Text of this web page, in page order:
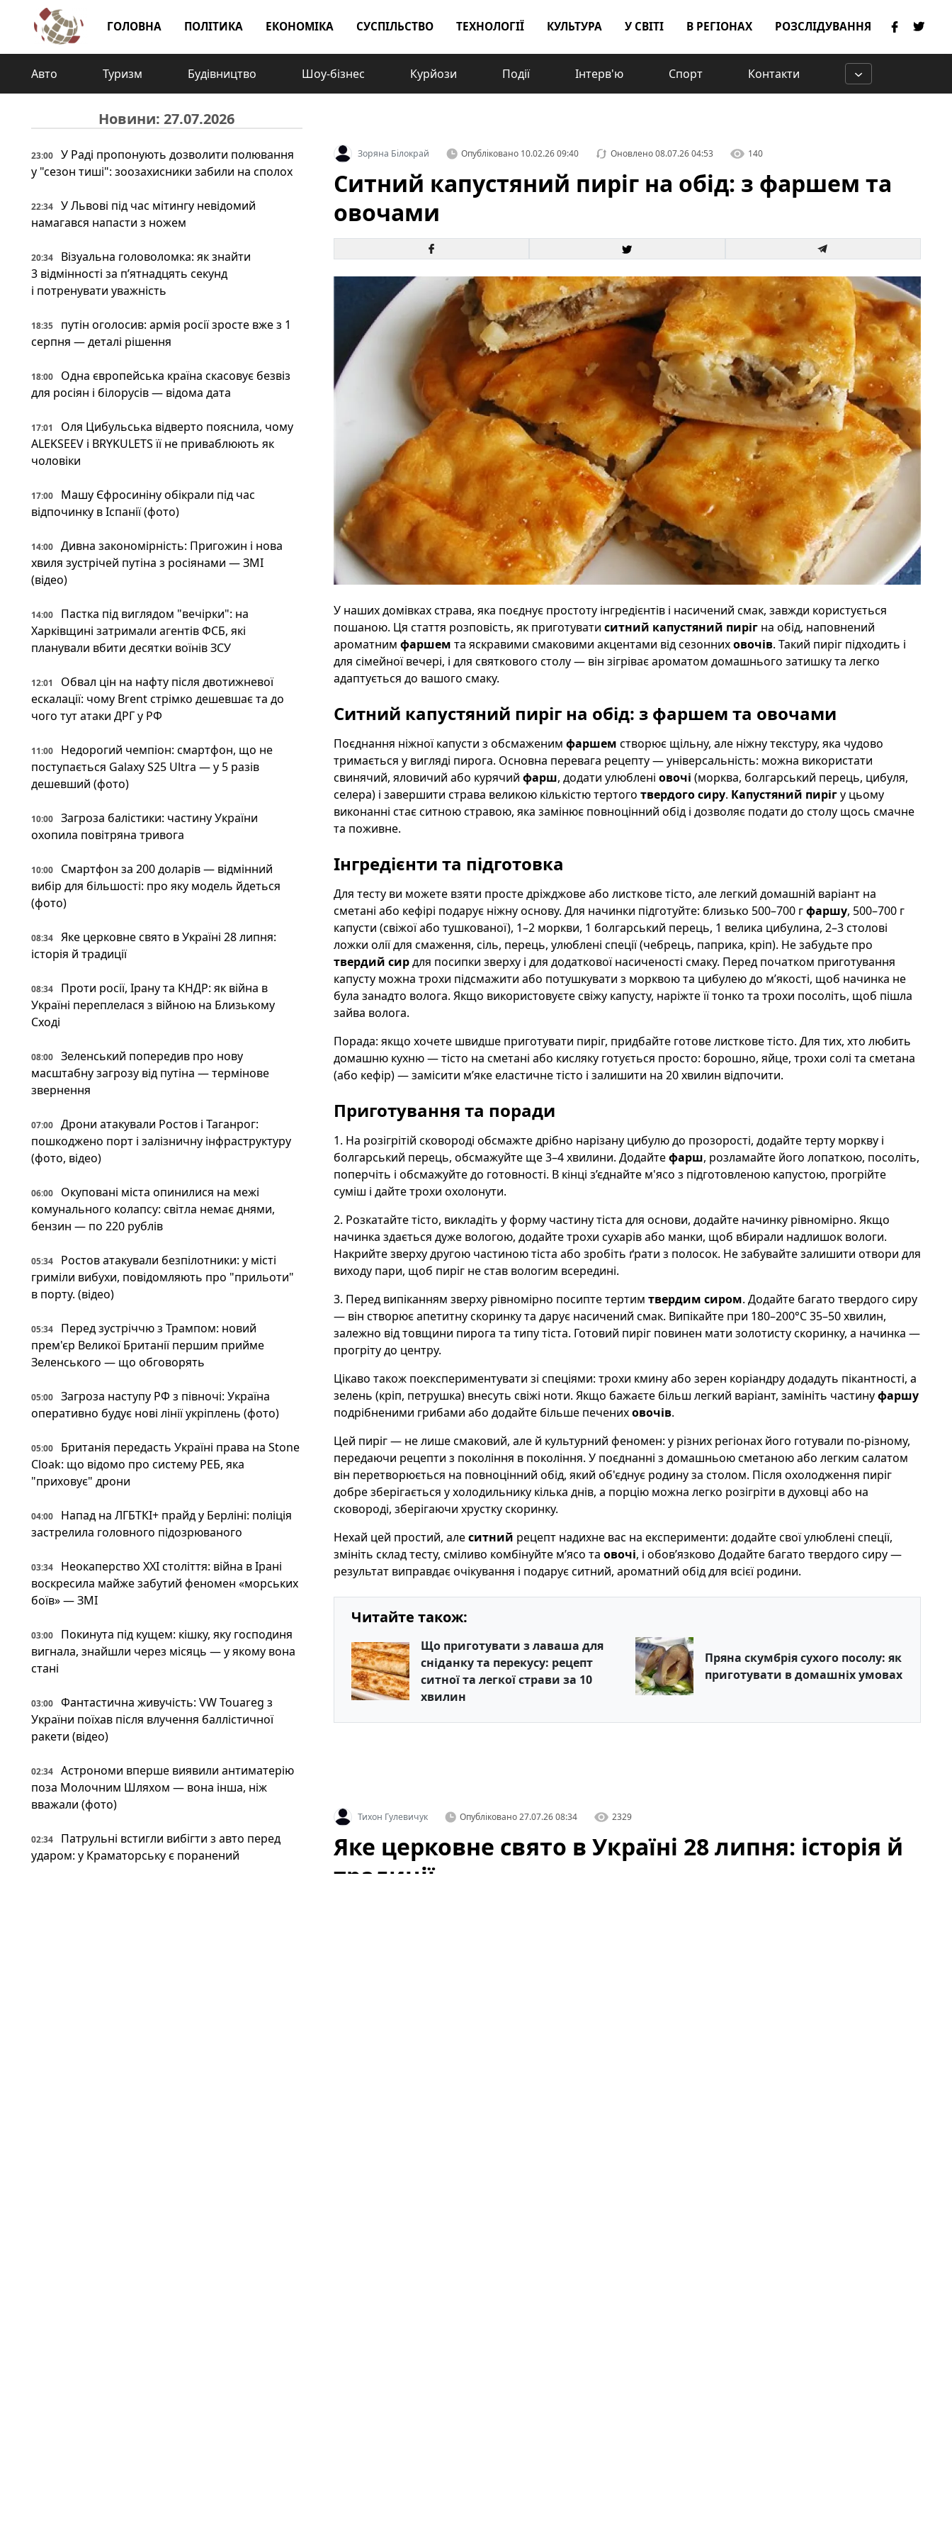
ГОЛОВНА ПОЛІТИКА ЕКОНОМІКА СУСПІЛЬСТВО ТЕХНОЛОГІЇ КУЛЬТУРА У СВІТІ В РЕГІОНАХ РОЗСЛІДУВАННЯ
Авто Туризм Будівництво Шоу-бізнес Курйози Події Інтерв'ю Спорт Контакти
Новини: 27.07.2026
23:00
У Раді пропонують дозволити полювання
у "сезон тиші": зоозахисники забили на сполох
22:34
У Львові під час мітингу невідомий
намагався напасти з ножем
20:34
Візуальна головоломка: як знайти
3 відмінності за п’ятнадцять секунд
і потренувати уважність
18:35
путін оголосив: армія росії зросте вже з 1
серпня — деталі рішення
18:00
Одна європейська країна скасовує безвіз
для росіян і білорусів — відома дата
17:01
Оля Цибульська відверто пояснила, чому
ALEKSEEV і BRYKULETS її не приваблюють як
чоловіки
17:00
Машу Єфросиніну обікрали під час
відпочинку в Іспанії (фото)
14:00
Дивна закономірність: Пригожин і нова
хвиля зустрічей путіна з росіянами — ЗМІ
(відео)
14:00
Пастка під виглядом "вечірки": на
Харківщині затримали агентів ФСБ, які
планували вбити десятки воїнів ЗСУ
12:01
Обвал цін на нафту після двотижневої
ескалації: чому Brent стрімко дешевшає та до
чого тут атаки ДРГ у РФ
11:00
Недорогий чемпіон: смартфон, що не
поступається Galaxy S25 Ultra — у 5 разів
дешевший (фото)
10:00
Загроза балістики: частину України
охопила повітряна тривога
10:00
Смартфон за 200 доларів — відмінний
вибір для більшості: про яку модель йдеться
(фото)
08:34
Яке церковне свято в Україні 28 липня:
історія й традиції
08:34
Проти росії, Ірану та КНДР: як війна в
Україні переплелася з війною на Близькому
Сході
08:00
Зеленський попередив про нову
масштабну загрозу від путіна — термінове
звернення
07:00
Дрони атакували Ростов і Таганрог:
пошкоджено порт і залізничну інфраструктуру
(фото, відео)
06:00
Окуповані міста опинилися на межі
комунального колапсу: світла немає днями,
бензин — по 220 рублів
05:34
Ростов атакували безпілотники: у місті
гриміли вибухи, повідомляють про "прильоти"
в порту. (відео)
05:34
Перед зустріччю з Трампом: новий
прем'єр Великої Британії першим прийме
Зеленського — що обговорять
05:00
Загроза наступу РФ з півночі: Україна
оперативно будує нові лінії укріплень (фото)
05:00
Британія передасть Україні права на Stone
Cloak: що відомо про систему РЕБ, яка
"приховує" дрони
04:00
Напад на ЛГБТКІ+ прайд у Берліні: поліція
застрелила головного підозрюваного
03:34
Неокаперство XXI століття: війна в Ірані
воскресила майже забутий феномен «морських
боїв» — ЗМІ
03:00
Покинута під кущем: кішку, яку господиня
вигнала, знайшли через місяць — у якому вона
стані
03:00
Фантастична живучість: VW Touareg з
України поїхав після влучення баллістичної
ракети (відео)
02:34
Астрономи вперше виявили антиматерію
поза Молочним Шляхом — вона інша, ніж
вважали (фото)
02:34
Патрульні встигли вибігти з авто перед
ударом: у Краматорську є поранений
Зоряна Білокрай Опубліковано10.02.26 09:40 Оновлено08.07.26 04:53 140
Ситний капустяний пиріг на обід: з фаршем та
овочами
У наших домівках страва, яка поєднує простоту інгредієнтів і насичений смак, завжди користується
пошаною. Ця стаття розповість, як приготувати ситний капустяний пирігна обід, наповнений
ароматним фаршем та яскравими смаковими акцентами від сезонниховочів. Такий пиріг підходить і
для сімейної вечері, і для святкового столу — він зігріває ароматом домашнього затишку та легко
адаптується до вашого смаку.
Ситний капустяний пиріг на обід: з фаршем та овочами
Поєднання ніжної капусти з обсмаженим фаршем створює щільну, але ніжну текстуру, яка чудово
тримається у вигляді пирога. Основна перевага рецепту — універсальність: можна використати
свинячий, яловичий або курячий фарш, додати улюблені овочі (морква, болгарський перець, цибуля,
селера) і завершити страва великою кількістю тертого твердого сиру. Капустяний пирігу цьому
виконанні стає ситною стравою, яка замінює повноцінний обід і дозволяє подати до столу щось смачне
та поживне.
Інгредієнти та підготовка
Для тесту ви можете взяти просте дріжджове або листкове тісто, але легкий домашній варіант на
сметані або кефірі подарує ніжну основу. Для начинки підготуйте: близько 500–700 гфаршу, 500–700 г
капусти (свіжої або тушкованої), 1–2 моркви, 1 болгарський перець, 1 велика цибулина, 2–3 столові
ложки олії для смаження, сіль, перець, улюблені спеції (чебрець, паприка, кріп). Не забудьте про
твердий сирдля посипки зверху і для додаткової насиченості смаку. Перед початком приготування
капусту можна трохи підсмажити або потушкувати з морквою та цибулею до м’якості, щоб начинка не
була занадто волога. Якщо використовуєте свіжу капусту, наріжте її тонко та трохи посоліть, щоб пішла
зайва волога.
Порада: якщо хочете швидше приготувати пиріг, придбайте готове листкове тісто. Для тих, хто любить
домашню кухню — тісто на сметані або кисляку готується просто: борошно, яйце, трохи солі та сметана
(або кефір) — замісити м’яке еластичне тісто і залишити на 20 хвилин відпочити.
Приготування та поради
1. На розігрітій сковороді обсмажте дрібно нарізану цибулю до прозорості, додайте терту моркву і
болгарський перець, обсмажуйте ще 3–4 хвилини. Додайтефарш, розламайте його лопаткою, посоліть,
поперчіть і обсмажуйте до готовності. В кінці з’єднайте м'ясо з підготовленою капустою, прогрійте
суміш і дайте трохи охолонути.
2. Розкатайте тісто, викладіть у форму частину тіста для основи, додайте начинку рівномірно. Якщо
начинка здається дуже вологою, додайте трохи сухарів або манки, щоб вбирали надлишок вологи.
Накрийте зверху другою частиною тіста або зробіть ґрати з полосок. Не забувайте залишити отвори для
виходу пари, щоб пиріг не став вологим всередині.
3. Перед випіканням зверху рівномірно посипте тертим твердим сиром. Додайте багато твердого сиру
— він створює апетитну скоринку та дарує насичений смак. Випікайте при 180–200°C 35–50 хвилин,
залежно від товщини пирога та типу тіста. Готовий пиріг повинен мати золотисту скоринку, а начинка —
прогріту до центру.
Цікаво також поекспериментувати зі спеціями: трохи кмину або зерен коріандру додадуть пікантності, а
зелень (кріп, петрушка) внесуть свіжі ноти. Якщо бажаєте більш легкий варіант, замініть частинуфаршу
подрібненими грибами або додайте більше печениховочів.
Цей пиріг — не лише смаковий, але й культурний феномен: у різних регіонах його готували по-різному,
передаючи рецепти з покоління в покоління. У поєднанні з домашньою сметаною або легким салатом
він перетворюється на повноцінний обід, який об'єднує родину за столом. Після охолодження пиріг
добре зберігається у холодильнику кілька днів, а порцію можна легко розігріти в духовці або на
сковороді, зберігаючи хрустку скоринку.
Нехай цей простий, алеситний рецепт надихне вас на експерименти: додайте свої улюблені спеції,
змініть склад тесту, сміливо комбінуйте м’ясо та овочі, і обов’язково Додайте багато твердого сиру —
результат виправдає очікування і подарує ситний, ароматний обід для всієї родини.
Читайте також:
Що приготувати з лаваша для
сніданку та перекусу: рецепт
ситної та легкої страви за 10
хвилин
Пряна скумбрія сухого посолу: як
приготувати в домашніх умовах
Тихон Гулевичук Опубліковано27.07.26 08:34 2329
Яке церковне свято в Україні 28 липня: історія й
традиції